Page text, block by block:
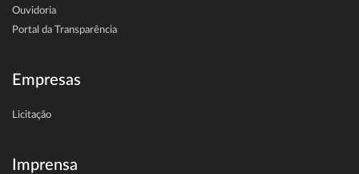
Ouvidoria
Portal da Transparência
Empresas
Licitação
Imprensa